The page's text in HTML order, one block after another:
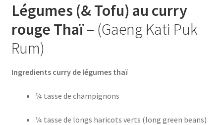
Légumes (& Tofu) au curry
rouge Thaï – (Gaeng Kati Puk
Rum)
Ingredients curry de légumes thaï
¼ tasse de champignons
¼ tasse de longs haricots verts (long green beans)